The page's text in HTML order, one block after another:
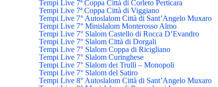
Tempi Live 7ª Coppa Città di Corleto Perticara
Tempi Live 7ª Coppa Città di Viggiano
Tempi Live 7° Autoslalom Città di Sant’Angelo Muxaro
Tempi Live 7° Minislalom Monterosso Almo
Tempi Live 7° Slalom Castello di Rocca D’Evandro
Tempi Live 7° Slalom Città di Dorgali
Tempi Live 7° Slalom Coppa di Ricigliano
Tempi Live 7° Slalom Curinghese
Tempi Live 7° Slalom dei Trulli – Monopoli
Tempi Live 7° Slalom del Satiro
Tempi Live 8° Autoslalom Città di Sant’Angelo Muxaro